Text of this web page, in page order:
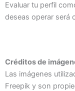
Evaluar tu perfil
deseas operar será
Créditos de
Las imágenes
Freepik y son